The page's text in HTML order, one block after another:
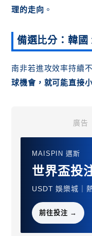
理的走向 。
備選比分：韓國
南非若進攻效率持續不
球機會，就可能直接
廣告
MAISPIN 邁斯
世界盃投
USDT 娛樂城｜
前往投注 →